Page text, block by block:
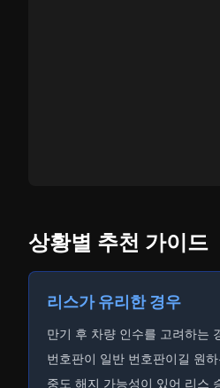
상황별 추천 가이드
리스가 유리한 경우
만기 후 차량 인수를 고려하는
번호판이 일반 번호판이길 원
중도 해지 가능성이 있어 리스